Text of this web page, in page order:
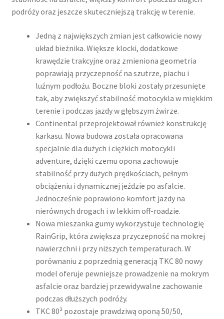
podróży oraz jeszcze skuteczniejszą trakcję w terenie.
Jedną z największych zmian jest całkowicie nowy
układ bieżnika. Większe klocki, dodatkowe
krawędzie trakcyjne oraz zmieniona geometria
poprawiają przyczepność na szutrze, piachu i
luźnym podłożu. Boczne bloki zostały przesunięte
tak, aby zwiększyć stabilność motocykla w miękkim
terenie i podczas jazdy w głębszym żwirze.
Continental przeprojektował również konstrukcję
karkasu. Nowa budowa została opracowana
specjalnie dla dużych i ciężkich motocykli
adventure, dzięki czemu opona zachowuje
stabilność przy dużych prędkościach, pełnym
obciążeniu i dynamicznej jeździe po asfalcie.
Jednocześnie poprawiono komfort jazdy na
nierównych drogach i w lekkim off-roadzie.
Nowa mieszanka gumy wykorzystuje technologię
RainGrip, która zwiększa przyczepność na mokrej
nawierzchni i przy niższych temperaturach. W
porównaniu z poprzednią generacją TKC 80 nowy
model oferuje pewniejsze prowadzenie na mokrym
asfalcie oraz bardziej przewidywalne zachowanie
podczas dłuższych podróży.
TKC 80² pozostaje prawdziwą oponą 50/50,